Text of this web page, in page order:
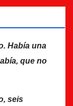
Había una
que no
seis